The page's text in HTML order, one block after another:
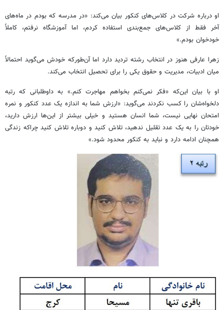
او درباره شرکت در کلاس‌های کنکور بیان می‌کند: «در مدرسه که بودم در ماه‌های
آخر فقط از کلاس‌های جمع‌بندی استفاده کردم، اما آموزشگاه نرفتم، کاملاً
خودخوان بودم.»
زهرا عارفی هنوز در انتخاب رشته تردید دارد اما آن‌طورکه خودش می‌گوید احتمالاً
میان ادبیات، مدیریت و حقوق یکی را برای تحصیل انتخاب می‌کند.
او با بیان این‌که «فکر نمی‌کنم بخواهم مهاجرت کنم.» به داوطلبانی که رتبه
دلخواه‌شان را کسب نکردند می‌گوید: «ارزش شما به اندازه یک عدد کنکور و نمره
امتحان نهایی نیست، شما انسان هستید و خیلی بیشتر از این‌ها ارزش دارید،
خودتان را به یک عدد تقلیل ندهید، تلاش کنید و دوباره تلاش کنید چراکه زندگی
همچنان ادامه دارد و نباید به کنکور محدود شود.»